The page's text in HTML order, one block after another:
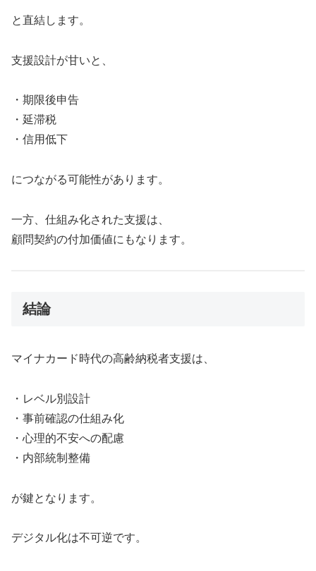
と直結します。
支援設計が甘いと、
・期限後申告
・延滞税
・信用低下
につながる可能性があります。
一方、仕組み化された支援は、
顧問契約の付加価値にもなります。
結論
マイナカード時代の高齢納税者支援は、
・レベル別設計
・事前確認の仕組み化
・心理的不安への配慮
・内部統制整備
が鍵となります。
デジタル化は不可逆です。